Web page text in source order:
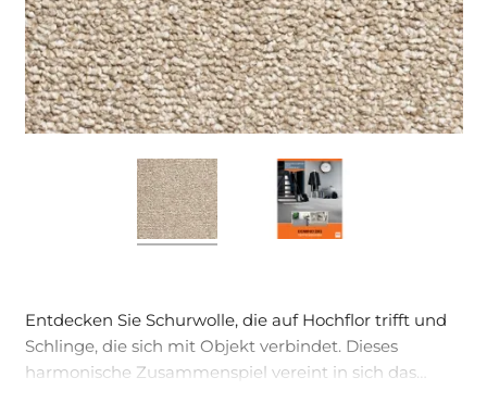
Entdecken Sie Schurwolle, die auf Hochflor trifft und
Schlinge, die sich mit Objekt verbindet. Dieses
harmonische Zusammenspiel vereint in sich das